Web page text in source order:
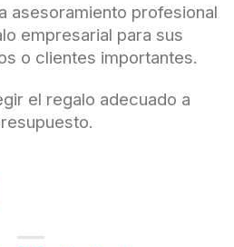
asesoramiento profesional
empresarial para sus
o clientes importantes.
el regalo adecuado a